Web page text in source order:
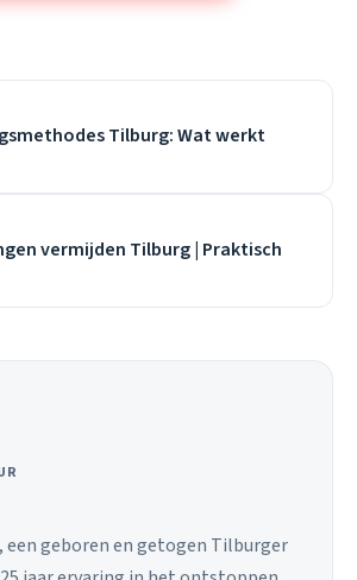
Tilburg: Wat werkt
vermijden Tilburg | Praktisch
een geboren en getogen Tilburger